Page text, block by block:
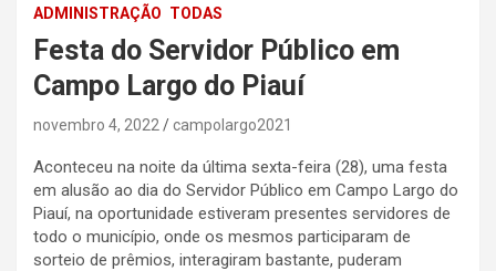
ADMINISTRAÇÃO TODAS
Festa do Servidor Público em
Campo Largo do Piauí
novembro 4, 2022 campolargo2021
Aconteceu na noite da última sexta-feira (28), uma festa
em alusão ao dia do Servidor Público em Campo Largo do
Piauí, na oportunidade estiveram presentes servidores de
todo o município, onde os mesmos participaram de
sorteio de prêmios, interagiram bastante, puderam